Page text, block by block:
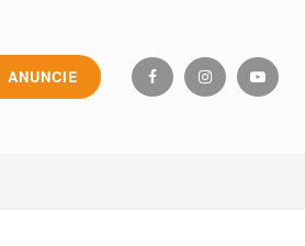
ANUNCIE